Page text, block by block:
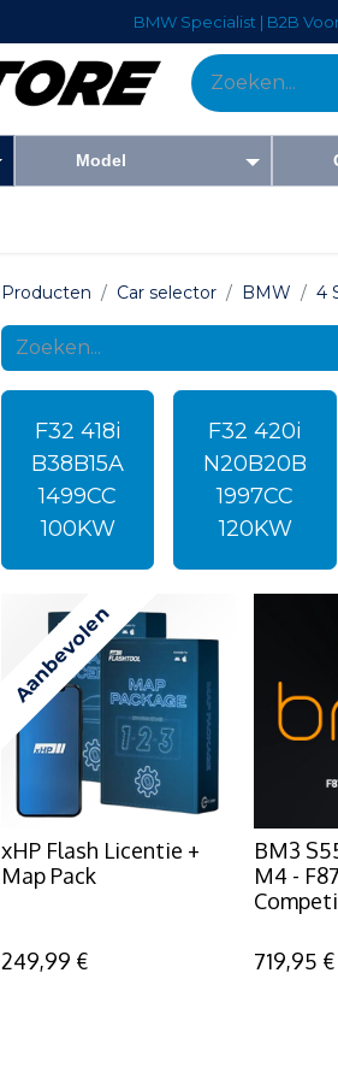
BMW Specialist | B2B
Model
Producten Car selector BMW 4
F32 418i
B38B15A
1499CC
100KW
F32 420i
N20B20B
1997CC
120KW
Aanbevolen
xHP Flash Licentie +
Map Pack
249,99 €
BM3
M4 -
719,95 €